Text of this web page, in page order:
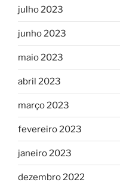
julho 2023
junho 2023
maio 2023
abril 2023
março 2023
fevereiro 2023
janeiro 2023
dezembro 2022